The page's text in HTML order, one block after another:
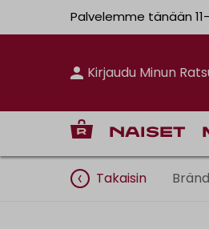
Palvelemme tänään 11-
Kirjaudu Minun
Naiset
Takaisin